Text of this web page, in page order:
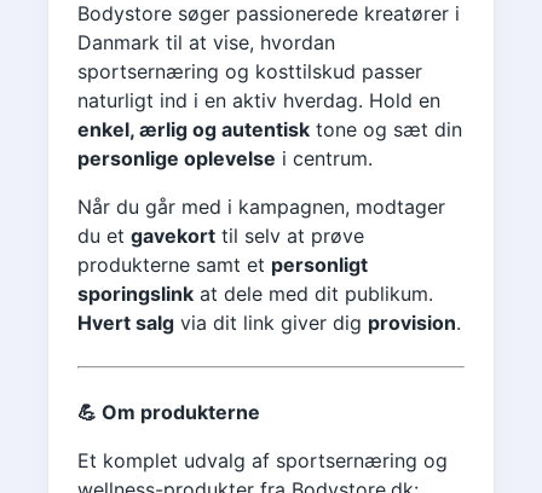
Bodystore søger passionerede kreatører i
Danmark til at vise, hvordan
sportsernæring og kosttilskud passer
naturligt ind i en aktiv hverdag. Hold en
enkel, ærlig og autentisk tone og sæt din
personlige oplevelse i centrum.
Når du går med i kampagnen, modtager
du et gavekort til selv at prøve
produkterne samt et personligt
sporingslink at dele med dit publikum.
Hvert salg via dit link giver dig provision.
💪 Om produkterne
Et komplet udvalg af sportsernæring og